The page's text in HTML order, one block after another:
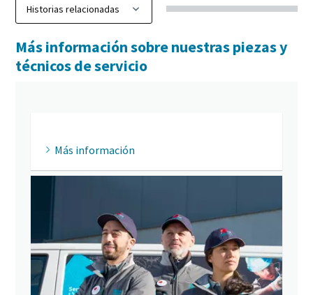
Más información sobre nuestras piezas y
técnicos de servicio
Más información